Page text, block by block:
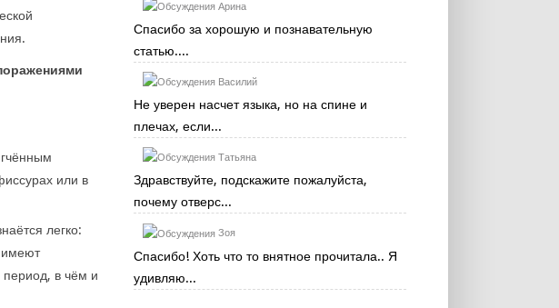
или в
легко:
имеют
в чём и
Арина
Спасибо за хорошую и познавательную
статью....
Василий
Не уверен насчет языка, но на спине и
плечах, если...
Татьяна
Здравствуйте, подскажите пожалуйста,
почему отверс...
Зоя
Спасибо! Хоть что то внятное прочитала.. Я
удивляю...